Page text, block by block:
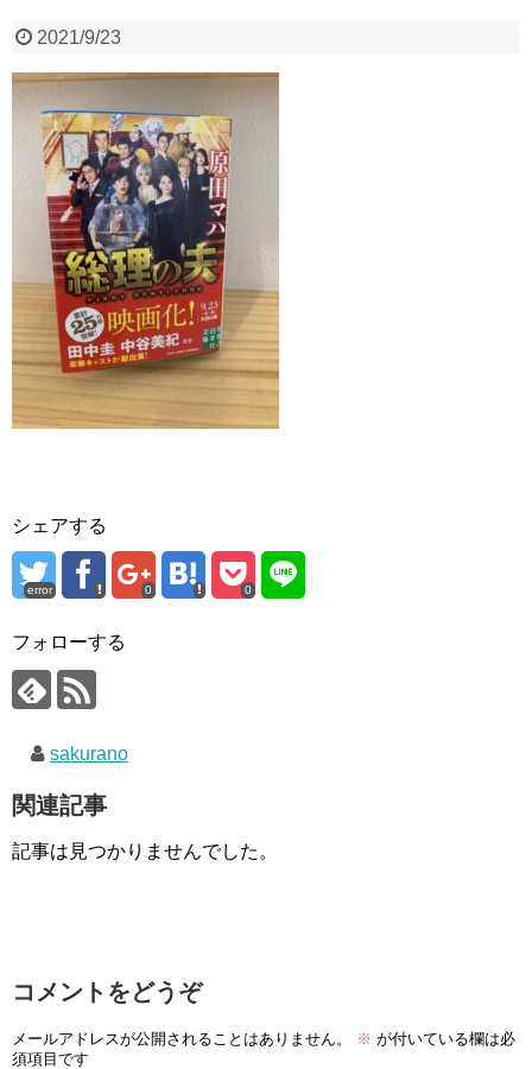
2021/9/23
シェアする
error 0 0
フォローする
sakurano
関連記事
記事は見つかりませんでした。
コメントをどうぞ
メールアドレスが公開されることはありません。 ※ が付いている欄は必
須項目です